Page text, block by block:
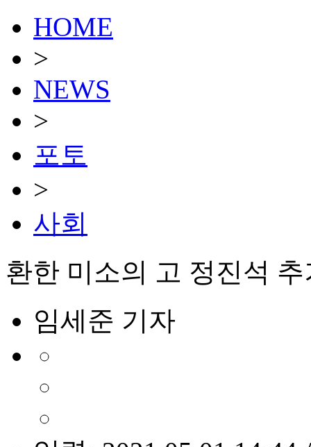
HOME
>
NEWS
>
포토
>
사회
환한 미소의 고 정진석
임세준 기자